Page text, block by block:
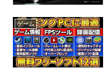
ゲーム